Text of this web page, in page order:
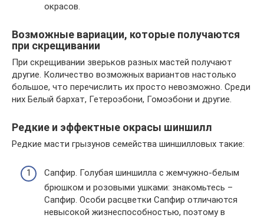
окрасов.
Возможные вариации, которые получаются
при скрещивании
При скрещивании зверьков разных мастей получают
другие. Количество возможных вариантов настолько
большое, что перечислить их просто невозможно. Среди
них Белый бархат, Гетероэбони, Гомоэбони и другие.
Редкие и эффектные окрасы шиншилл
Редкие масти грызунов семейства шиншилловых такие:
Сапфир. Голубая шиншилла с жемчужно-белым
брюшком и розовыми ушками: знакомьтесь –
Сапфир. Особи расцветки Сапфир отличаются
невысокой жизнеспособностью, поэтому в